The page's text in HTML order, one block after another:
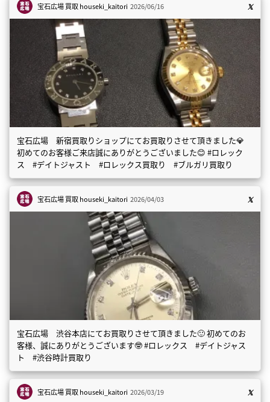
宝石広場 買取houseki_kaitori 2026/06/16
宝石広場 新宿買取りショップにてお買取りさせて頂きました💎
初めてのお客様ご来店誠にありがとうございました😊 #ロレック
ス #デイトジャスト #ロレックス買取り #ブルガリ買取り
宝石広場 買取houseki_kaitori 2026/04/03
宝石広場 渋谷本店にてお買取りさせて頂きました🙂 初めてのお
客様、誠にありがとうございます🤓 #ロレックス #デイトジャス
ト #渋谷時計買取り
宝石広場 買取houseki_kaitori 2026/03/19